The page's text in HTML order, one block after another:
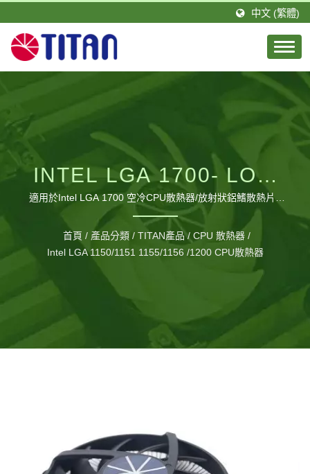
中文 (繁體)
INTEL LGA 1700- LOW
PROFILE LOW PROFILE
輕薄 空冷CPU散熱器 / 鋁
鰭散熱片/ TDP 65W~TDP
適用於Intel LGA 1700 空冷CPU散熱器/放射狀鋁鰭散熱片 /
台騰恩科技有限公司是由一群積極且具有專業技術的團隊所組
成。TITAN的總公司設立於台灣，分公司則設立於德國，並在
大陸廣東省擁有1間工廠，佔地約20,000平方公尺以及約460
首頁 / 產品分類 / TITAN產品 / CPU 散熱器 /
Intel LGA 1150/1151 1155/1156 /1200 CPU散熱器